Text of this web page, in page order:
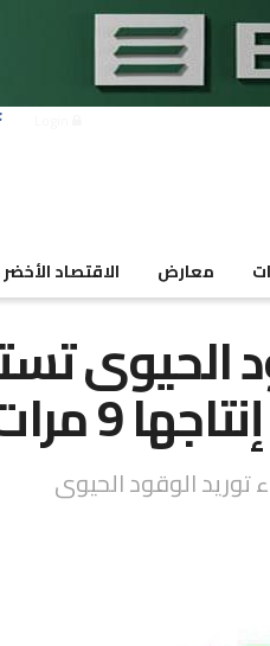
معارض الاقتصاد الأخضر
9 مرات
الوقود الحيوى